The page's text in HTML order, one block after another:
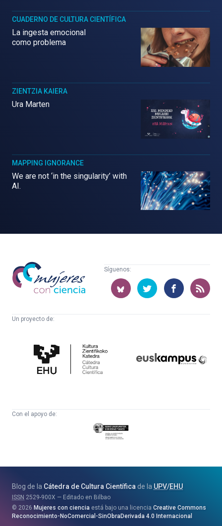
CUADERNO DE CULTURA CIENTÍFICA
La ingesta emocional
como problema
ZIENTZIA KAIERA
Ura Marten
MAPPING IGNORANCE
We are not ‘in the singularity’ with
AI.
Mujeres
con
ciencia
Síguenos:
Un proyecto de:
Cultura
Científica
Con el apoyo de:
Eusko
Jaurlaritza
eta
Berrikuntza
Saila
Blog de la Cátedra de Cultura Científica de la UPV/EHU
ISSN 2529-900X
Editado en Bilbao
2026 Mujeres con ciencia está bajo una licencia Creative Commons
Reconocimiento-NoComercial-SinObraDerivada 4.0 Internacional